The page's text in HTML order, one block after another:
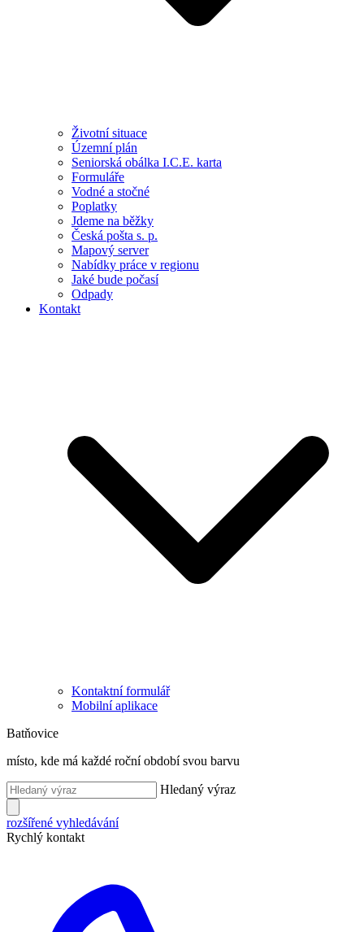
Životní situace
Územní plán
Seniorská obálka I.C.E. karta
Formuláře
Vodné a stočné
Poplatky
Jdeme na běžky
Česká pošta s. p.
Mapový server
Nabídky práce v regionu
Jaké bude počasí
Odpady
Kontakt
Kontaktní formulář
Mobilní aplikace
Batňovice
místo, kde má každé roční období svou barvu
Hledaný výraz
rozšířené vyhledávání
Rychlý kontakt